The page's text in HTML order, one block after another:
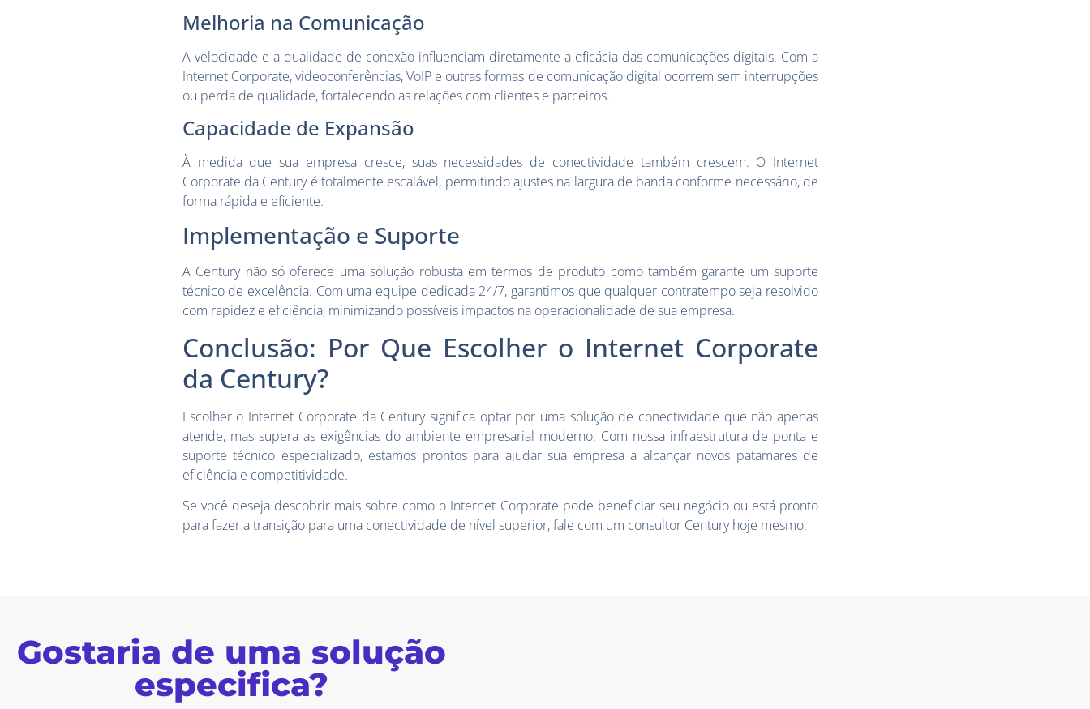
Melhoria na Comunicação
A velocidade e a qualidade de conexão influenciam diretamente a eficácia das comunicações digitais. Com a
Internet Corporate, videoconferências, VoIP e outras formas de comunicação digital ocorrem sem interrupções
ou perda de qualidade, fortalecendo as relações com clientes e parceiros.
Capacidade de Expansão
À medida que sua empresa cresce, suas necessidades de conectividade também crescem. O Internet
Corporate da Century é totalmente escalável, permitindo ajustes na largura de banda conforme necessário, de
forma rápida e eficiente.
Implementação e Suporte
A Century não só oferece uma solução robusta em termos de produto como também garante um suporte
técnico de excelência. Com uma equipe dedicada 24/7, garantimos que qualquer contratempo seja resolvido
com rapidez e eficiência, minimizando possíveis impactos na operacionalidade de sua empresa.
Conclusão: Por Que Escolher o Internet Corporate
da Century?
Escolher o Internet Corporate da Century significa optar por uma solução de conectividade que não apenas
atende, mas supera as exigências do ambiente empresarial moderno. Com nossa infraestrutura de ponta e
suporte técnico especializado, estamos prontos para ajudar sua empresa a alcançar novos patamares de
eficiência e competitividade.
Se você deseja descobrir mais sobre como o Internet Corporate pode beneficiar seu negócio ou está pronto
para fazer a transição para uma conectividade de nível superior,fale com um consultor Centuryhoje mesmo.
Gostaria de uma solução
especifica?